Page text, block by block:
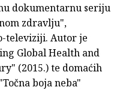
dokumentarnu seriju
zdravlju",
televiziji. Autor je
Global Health and
(2015.) te domaćih
boja neba"